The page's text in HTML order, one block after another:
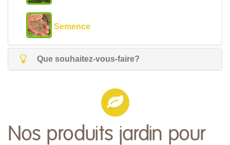
Semence
Que souhaitez-vous-faire?
Nos produits jardin pour